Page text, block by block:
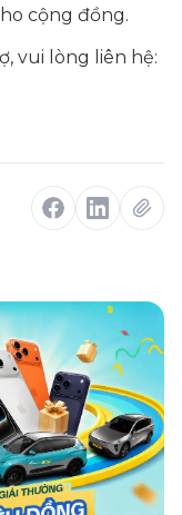
cộng đồng.
vui lòng liên hệ: